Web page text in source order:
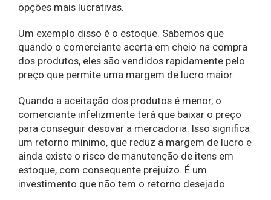
opções mais lucrativas.
Um exemplo disso é o estoque. Sabemos que
quando o comerciante acerta em cheio na compra
dos produtos, eles são vendidos rapidamente pelo
preço que permite uma margem de lucro maior.
Quando a aceitação dos produtos é menor, o
comerciante infelizmente terá que baixar o preço
para conseguir desovar a mercadoria. Isso significa
um retorno mínimo, que reduz a margem de lucro e
ainda existe o risco de manutenção de itens em
estoque, com consequente prejuízo. É um
investimento que não tem o retorno desejado.